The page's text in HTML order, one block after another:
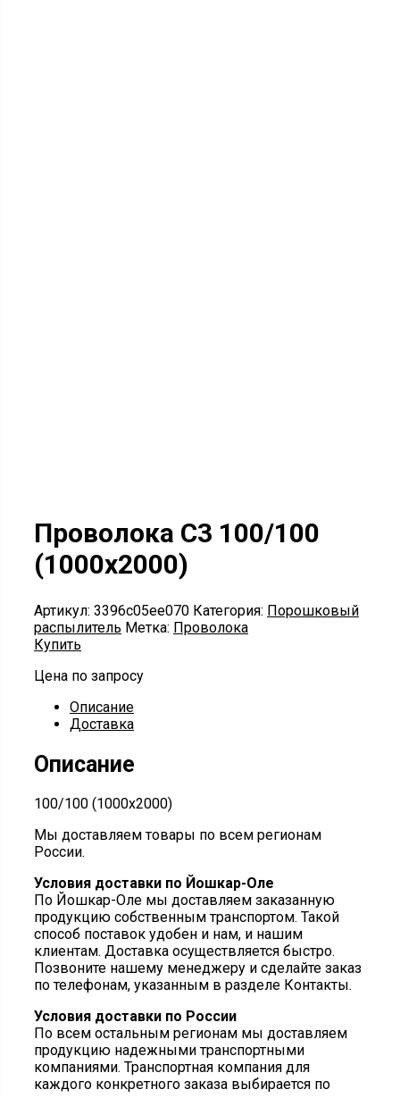
Проволока С3 100/100
(1000х2000)
Артикул: 3396c05ee070 Категория: Порошковый
распылитель Метка: Проволока
Купить
Цена по запросу
Описание
Доставка
Описание
100/100 (1000х2000)
Мы доставляем товары по всем регионам
России.
Условия доставки по Йошкар-Оле
По Йошкар-Оле мы доставляем заказанную
продукцию собственным транспортом. Такой
способ поставок удобен и нам, и нашим
клиентам. Доставка осуществляется быстро.
Позвоните нашему менеджеру и сделайте заказ
по телефонам, указанным в разделе Контакты.
Условия доставки по России
По всем остальным регионам мы доставляем
продукцию надежными транспортными
компаниями. Транспортная компания для
каждого конкретного заказа выбирается по